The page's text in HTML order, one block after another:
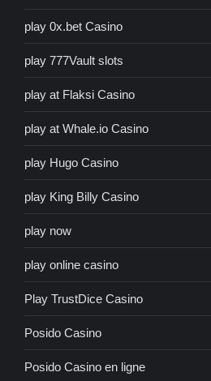
play 0x.bet Casino
play 777Vault slots
play at Flaksi Casino
play at Whale.io Casino
play Hugo Casino
play King Billy Casino
play now
play online casino
Play TrustDice Casino
Posido Casino
Posido Casino en ligne